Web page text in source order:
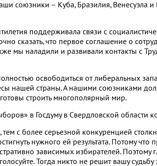
союзники – Куба, Бразилия, Венесуэла и
поддерживала связи с
сказать, что первое соглашение о
мы наладили и развивали контакты с
освободиться от либеральных
нашей страны. А нашими союзниками
строить многополярный мир.
в Госдуму в Свердловской области
с более серьезной конкуренцией
нужного ей результата. Потому
зависимых избирателей. Поэтому
Тогда никто не решит вашу судьбу